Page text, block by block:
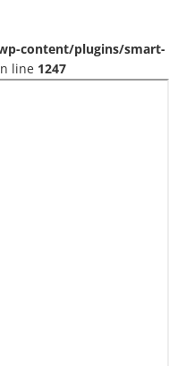
content/plugins/smart-
line 1247